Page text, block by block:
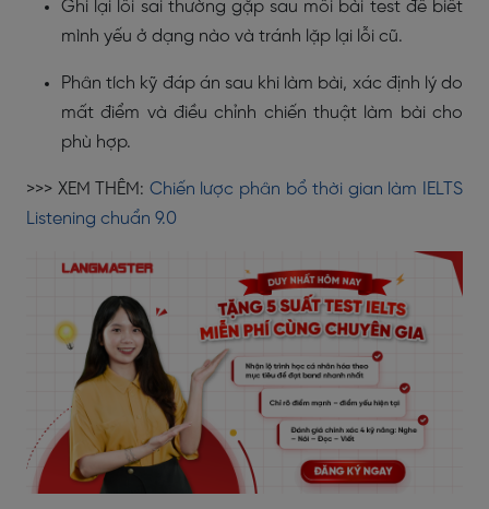
Ghi lại lỗi sai thường gặp sau mỗi bài test để biết
mình yếu ở dạng nào và tránh lặp lại lỗi cũ.
Phân tích kỹ đáp án sau khi làm bài, xác định lý do
mất điểm và điều chỉnh chiến thuật làm bài cho
phù hợp.
>>> XEM THÊM: Chiến lược phân bổ thời gian làm IELTS
Listening chuẩn 9.0